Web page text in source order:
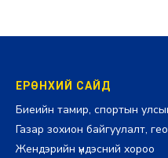
ЕРӨНХИЙ САЙД
Биеийн тамир, спортын
Газар зохион байгуулалт,
Жендэрийн үндэсний хороо